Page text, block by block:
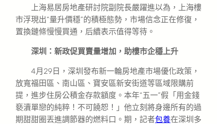
上海易居房地產研討院副院長嚴躍進以為，上海樓
市浮現出“量升價穩”的積極態勢，市場信念正在修復，
置換鏈條慢慢買通，后續表示值得等待。
深圳：新政促買賣量增加，助樓市企穩上升
4月29日，深圳發布新一輪房地產市場優化政策，
放寬福田區、南山區、寶安區新安街道等區域限購前
提，進步住房公積金存款額度。本年“五一”假「用金錢
褻瀆單戀的純粹！不可饒恕！」他立刻將身邊所有的過
期甜甜圈丟進調節器的燃料口。期，記者包養在深圳多